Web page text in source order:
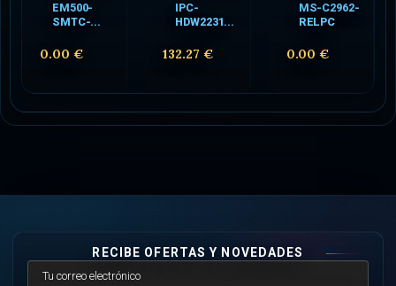
EM500-
SMTC-...
0.00 €
IPC-
HDW2231...
132.27 €
MS-C2962-
RELPC
0.00 €
RECIBE OFERTAS Y NOVEDADES